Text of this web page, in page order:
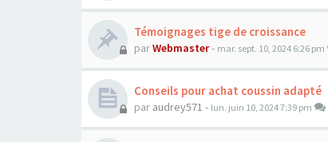
Témoignages tige de croissance
parWebmaster- mar. sept. 10, 2024 6:26 pm
Conseils pour achat coussin adapté
par audrey571 - lun. juin 10, 2024 7:39 pm